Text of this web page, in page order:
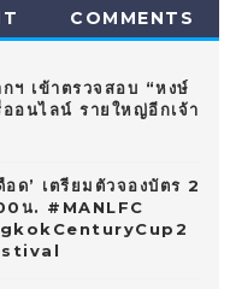
COMMENTS
ฯ เข้าตรวจสอบ “หงษ์
อนไลน์ รายใหญ่อีกเจ้า
ด’ เตรียมตัวจองบัตร 2
น. #MANLFC